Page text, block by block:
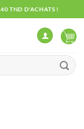
TND D'ACHATS !